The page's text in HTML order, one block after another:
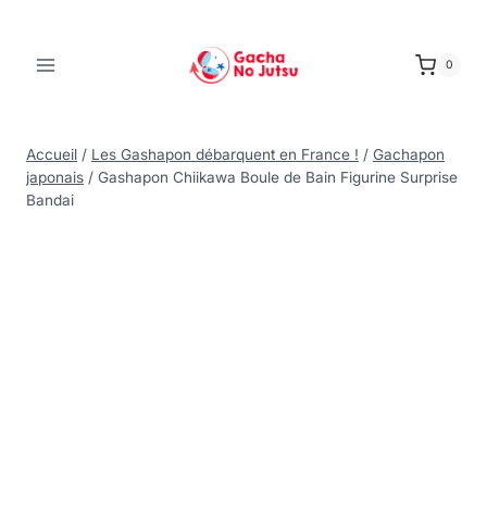
0
Accueil / Les Gashapon débarquent en France ! / Gachapon
japonais / Gashapon Chiikawa Boule de Bain Figurine Surprise
Bandai